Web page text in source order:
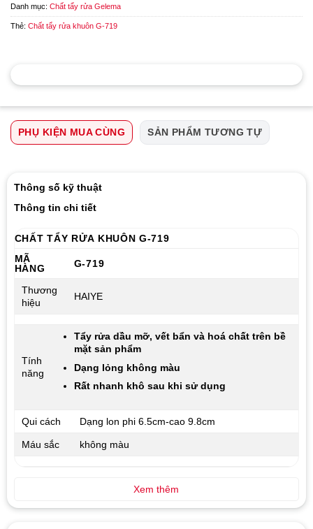
Danh mục: Chất tẩy rửa Gelema
Thẻ: Chất tẩy rửa khuôn G-719
PHỤ KIỆN MUA CÙNG SẢN PHẨM TƯƠNG TỰ
Thông số kỹ thuật
Thông tin chi tiết
CHẤT TẨY RỬA KHUÔN G-719
MÃ
HÀNG
G-719
Thương
hiệu
HAIYE
Tính
năng
Tẩy rửa dầu mỡ, vết bẩn và hoá chất trên bề
mặt sản phẩm
Dạng lỏng không màu
Rất nhanh khô sau khi sử dụng
Qui cách Dạng lon phi 6.5cm-cao 9.8cm
Máu sắc không màu
Xem thêm